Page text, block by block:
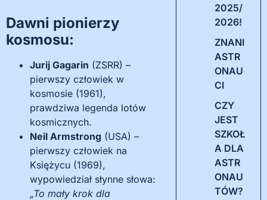
Dawni pionierzy
kosmosu:
Jurij Gagarin (ZSRR) –
pierwszy człowiek w
kosmosie (1961),
prawdziwa legenda lotów
kosmicznych.
Neil Armstrong (USA) –
pierwszy człowiek na
Księżycu (1969),
wypowiedział słynne słowa:
„To mały krok dla
2025/
2026!
ZNANI
ASTR
ONAU
CI
CZY
JEST
SZKOŁ
A DLA
ASTR
ONAU
TÓW?